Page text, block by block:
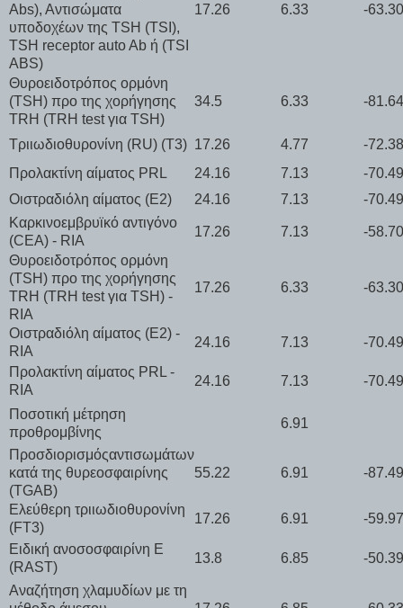
Abs), Αντισώματα
υποδοχέων της TSH (TSI),
TSH receptor auto Ab ή (TSI
ABS)
17.26 6.33 -
Θυροειδοτρόπος ορμόνη
(TSH) προ της χορήγησης
TRH (TRH test για TSH)
34.5 6.33 -
Τριιωδιοθυρονίνη (RU) (T3) 17.26 4.77
-
Προλακτίνη αίματος PRL
24.16 7.13
-
Οιστραδιόλη αίματος (E2)
24.16 7.13
-
Καρκινοεμβρυϊκό αντιγόνο
(CEA) - RIA
17.26 7.13
-
Θυροειδοτρόπος ορμόνη
(TSH) προ της χορήγησης
TRH (TRH test για TSH) -
RIA
17.26 6.33 -
Οιστραδιόλη αίματος (E2) -
RIA
24.16 7.13
-
Προλακτίνη αίματος PRL -
RIA
24.16 7.13 -
Ποσοτική μέτρηση
προθρομβίνης
6.91
Προσδιορισμόςαντισωμάτων
κατά της θυρεοσφαιρίνης
(TGAB)
55.22 6.91 -
Ελεύθερη τριιωδιοθυρονίνη
(FT3)
17.26 6.91
-
Ειδική ανοσοσφαιρίνη Ε
(RAST)
13.8 6.85 -
Αναζήτηση χλαμυδίων με τη